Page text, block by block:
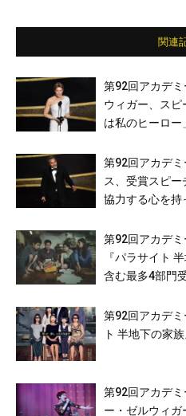
関連
第92回アカデ
ウィガー、スピ
は私のヒーロー」
第92回アカデ
ス、受賞スピー
協力する心を持
第92回アカデミ
『パラサイト
含む最多4部門
第92回アカデ
ト 半地下の家族
第92回アカデ
ー・ゼルウィガ